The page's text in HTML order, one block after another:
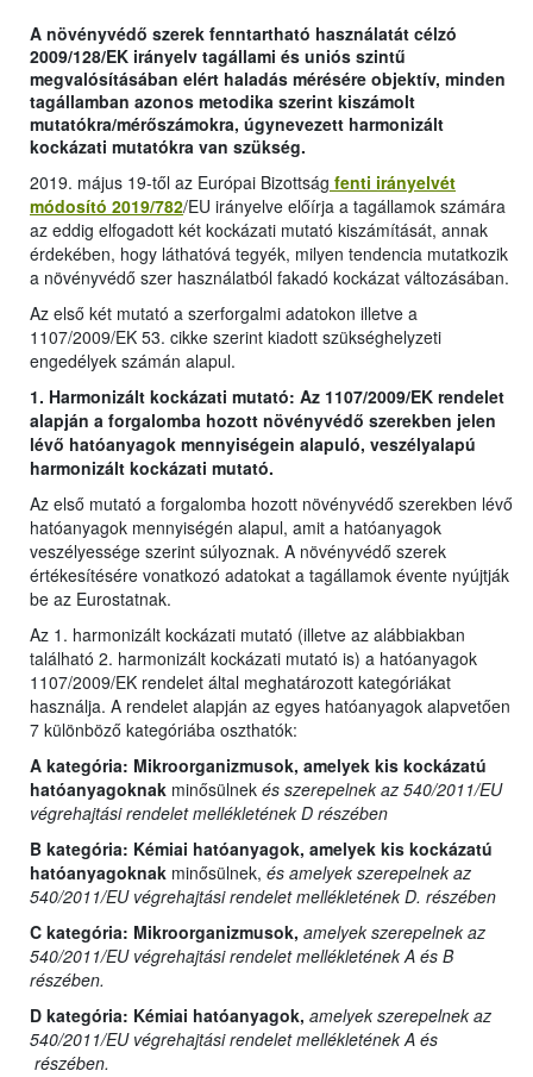
A növényvédő szerek fenntartható használatát célzó
2009/128/EK irányelv tagállami és uniós szintű
megvalósításában elért haladás mérésére objektív, minden
tagállamban azonos metodika szerint kiszámolt
mutatókra/mérőszámokra, úgynevezett harmonizált
kockázati mutatókra van szükség.
2019. május 19-től az Európai Bizottság fenti irányelvét
módosító 2019/782/EU irányelve előírja a tagállamok számára
az eddig elfogadott két kockázati mutató kiszámítását, annak
érdekében, hogy láthatóvá tegyék, milyen tendencia mutatkozik
a növényvédő szer használatból fakadó kockázat változásában.
Az első két mutató a szerforgalmi adatokon illetve a
1107/2009/EK 53. cikke szerint kiadott szükséghelyzeti
engedélyek számán alapul.
1. Harmonizált kockázati mutató: Az 1107/2009/EK rendelet
alapján a forgalomba hozott növényvédő szerekben jelen
lévő hatóanyagok mennyiségein alapuló, veszélyalapú
harmonizált kockázati mutató.
Az első mutató a forgalomba hozott növényvédő szerekben lévő
hatóanyagok mennyiségén alapul, amit a hatóanyagok
veszélyessége szerint súlyoznak. A növényvédő szerek
értékesítésére vonatkozó adatokat a tagállamok évente nyújtják
be az Eurostatnak.
Az 1. harmonizált kockázati mutató (illetve az alábbiakban
található 2. harmonizált kockázati mutató is) a hatóanyagok
1107/2009/EK rendelet által meghatározott kategóriákat
használja. A rendelet alapján az egyes hatóanyagok alapvetően
7 különböző kategóriába oszthatók:
A kategória: Mikroorganizmusok, amelyek kis kockázatú
hatóanyagoknak minősülnek és szerepelnek az 540/2011/EU
végrehajtási rendelet mellékletének D részében
B kategória: Kémiai hatóanyagok, amelyek kis kockázatú
hatóanyagoknak minősülnek, és amelyek szerepelnek az
540/2011/EU végrehajtási rendelet mellékletének D. részében
C kategória: Mikroorganizmusok, amelyek szerepelnek az
540/2011/EU végrehajtási rendelet mellékletének A és B
részében.
D kategória: Kémiai hatóanyagok, amelyek szerepelnek az
540/2011/EU végrehajtási rendelet mellékletének A és
részében.